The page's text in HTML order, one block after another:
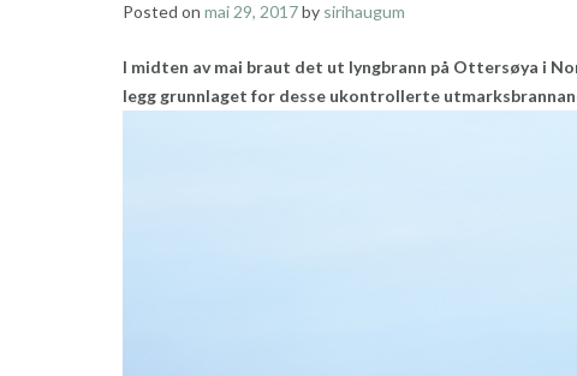
Posted on mai 29, 2017by sirihaugum
I midten av mai braut det ut lyngbrann på Ottersøya i
legg grunnlaget for desse ukontrollerte